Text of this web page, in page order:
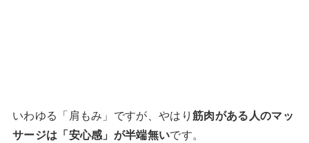
いわゆる「肩もみ」ですが、やはり筋肉がある人のマッ
サージは「安心感」が半端無いです。